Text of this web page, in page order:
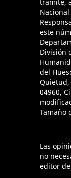
este
División
del
Quietud,
04960,
Tamaño
Las
no
editor